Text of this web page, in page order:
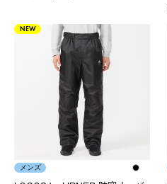
NEW
メンズ